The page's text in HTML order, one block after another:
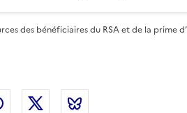
des bénéficiaires du RSA et de la prime
FacebookTwitter